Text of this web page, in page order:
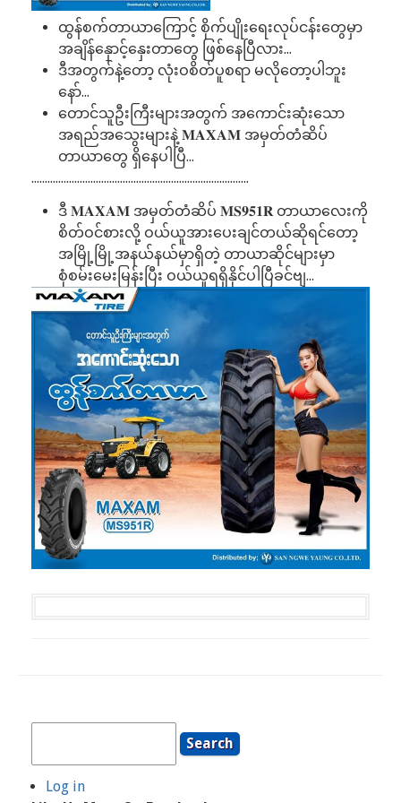
ထွန်စက်တာယာကြောင့် စိုက်ပျိုးရေးလုပ်ငန်းတွေမှာ
အချိန်နှောင့်နှေးတာတွေ ဖြစ်နေပြီလား...
ဒီအတွက်နဲ့တော့ လုံးဝစိတ်ပူစရာ မလိုတော့ပါဘူး
နော်...
တောင်သူဦးကြီးများအတွက် အကောင်းဆုံးသော
အရည်အသွေးများနဲ့ 𝐌𝐀𝐗𝐀𝐌 အမှတ်တံဆိပ်
တာယာတွေ ရှိနေပါပြီ...
.................................................................................
ဒီ 𝐌𝐀𝐗𝐀𝐌 အမှတ်တံဆိပ် 𝐌𝐒𝟗𝟓𝟏𝐑 တာယာလေးကို
စိတ်ဝင်စားလို့ ဝယ်ယူအားပေးချင်တယ်ဆိုရင်တော့
အမြို့မြို့အနယ်နယ်မှာရှိတဲ့ တာယာဆိုင်များမှာ
စုံစမ်းမေးမြန်းပြီး ဝယ်ယူရရှိနိုင်ပါပြီခင်ဗျ...
User
Log in